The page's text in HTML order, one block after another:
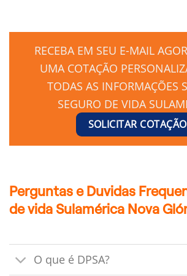
RECEBA EM SEU E-MAIL
UMA COTAÇÃO
TODAS AS INFORMAÇÕES
SEGURO DE VIDA
SOLICITAR COTAÇÃO
Perguntas e Duvidas
de vida Sulamérica Nova
O que é DPSA?